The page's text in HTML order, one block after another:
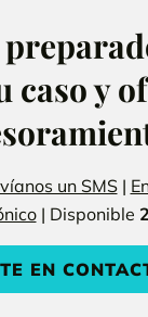
caso y
un SMS|
| Disponible
EN